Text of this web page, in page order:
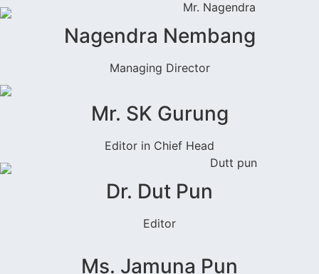
Nagendra Nembang
Managing Director
Mr. SK Gurung
Editor in Chief Head
Dr. Dut Pun
Editor
Ms. Jamuna Pun